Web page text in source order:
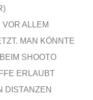
ALLEM
MAN KÖNNTE
SHOOTO
ERLAUBT
DISTANZEN